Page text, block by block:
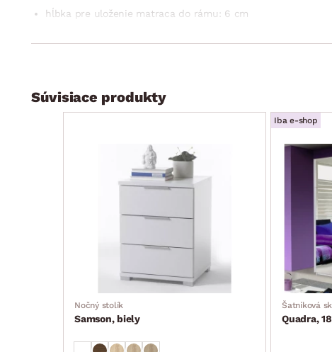
hĺbka pre uloženie matraca do rámu: 6 cm
bez vyobrazených vankúšov
stabilná konštrukcia
dodávané v čiastočnom demonte
Súvisiace produkty
Nočný stolík
Samson, biely
Iba e-shop
Šatníková
Quadra,